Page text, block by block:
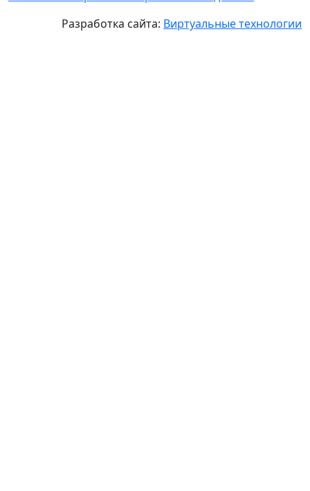
Разработка сайта: Виртуальные технологии